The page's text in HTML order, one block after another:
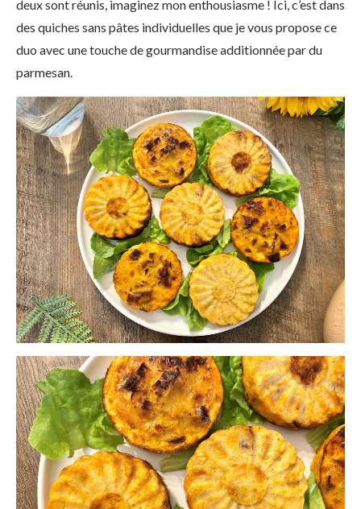
deux sont réunis, imaginez mon enthousiasme ! Ici, c’est dans
des quiches sans pâtes individuelles que je vous propose ce
duo avec une touche de gourmandise additionnée par du
parmesan.